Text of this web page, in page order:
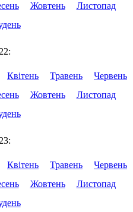
Жовтень
Листопад
Квітень Травень
Червень
Жовтень
Листопад
Квітень Травень
Червень
Жовтень
Листопад